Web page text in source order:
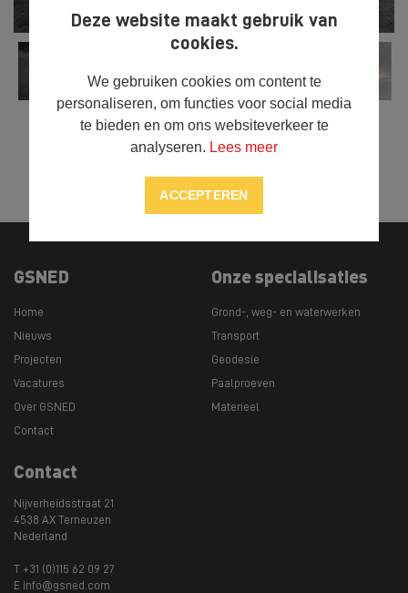
Deze website maakt gebruik van
cookies.
We gebruiken cookies om content te
personaliseren, om functies voor social media
te bieden en om ons websiteverkeer te
analyseren. Lees meer
ACCEPTEREN
GSNED
Home
Nieuws
Projecten
Vacatures
Over GSNED
Contact
Onze specialisaties
Grond-, weg- en waterwerken
Transport
Geodesie
Paalproeven
Materieel
Contact
Nijverheidsstraat 21
4538 AX Terneuzen
Nederland
T +31 (0)115 62 09 27
E info@gsned.com